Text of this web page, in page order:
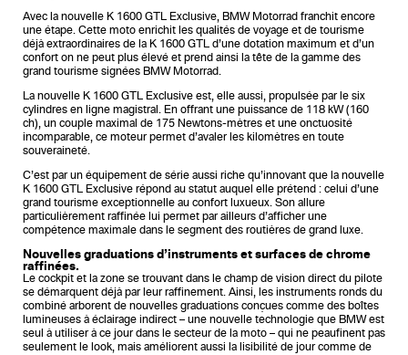
Avec la nouvelle K 1600 GTL Exclusive, BMW Motorrad franchit encore
une étape. Cette moto enrichit les qualités de voyage et de tourisme
déjà extraordinaires de la K 1600 GTL d’une dotation maximum et d’un
confort on ne peut plus élevé et prend ainsi la tête de la gamme des
grand tourisme signées BMW Motorrad.
La nouvelle K 1600 GTL Exclusive est, elle aussi, propulsée par le six
cylindres en ligne magistral. En offrant une puissance de 118 kW (160
ch), un couple maximal de 175 Newtons-mètres et une onctuosité
incomparable, ce moteur permet d’avaler les kilomètres en toute
souveraineté.
C’est par un équipement de série aussi riche qu’innovant que la nouvelle
K 1600 GTL Exclusive répond au statut auquel elle prétend : celui d’une
grand tourisme exceptionnelle au confort luxueux. Son allure
particulièrement raffinée lui permet par ailleurs d’afficher une
compétence maximale dans le segment des routières de grand luxe.
Nouvelles graduations d’instruments et surfaces de chrome
raffinées.
Le cockpit et la zone se trouvant dans le champ de vision direct du pilote
se démarquent déjà par leur raffinement. Ainsi, les instruments ronds du
combiné arborent de nouvelles graduations conçues comme des boîtes
lumineuses à éclairage indirect – une nouvelle technologie que BMW est
seul à utiliser à ce jour dans le secteur de la moto – qui ne peaufinent pas
seulement le look, mais améliorent aussi la lisibilité de jour comme de